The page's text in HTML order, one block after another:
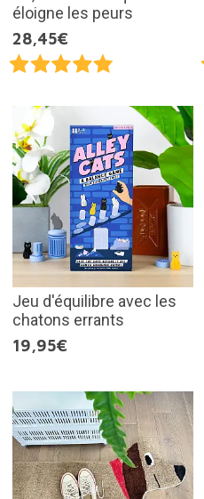
éloigne les peurs
28,45€
Jeu d'équilibre avec les
chatons errants
19,95€